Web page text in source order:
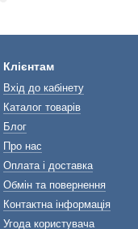
Клієнтам
Вхід до кабінету
Каталог товарів
Блог
Про нас
Оплата і доставка
Обмін та повернення
Контактна інформація
Угода користувача